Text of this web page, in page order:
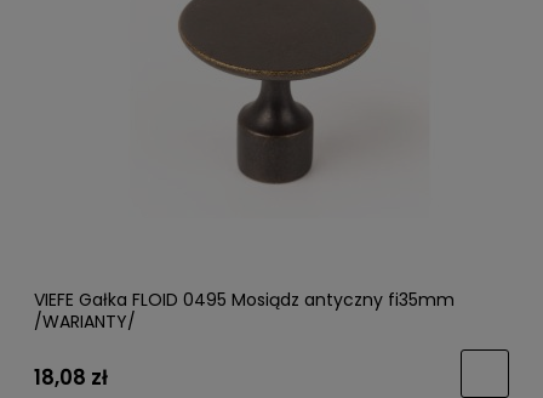
VIEFE Gałka FLOID 0495 Mosiądz antyczny fi35mm
/WARIANTY/
18,08 zł